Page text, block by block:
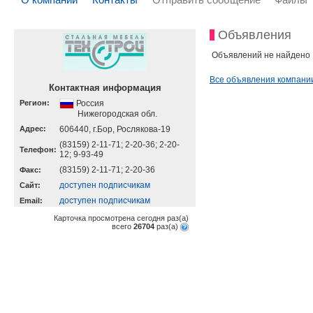
Контактная информация
Регион:
Россия
Нижегородская обл.
Адрес: 606440, г.Бор, Рослякова-19
Телефон: (83159) 2-11-71; 2-20-36; 2-20-
12; 9-93-49
Факс: (83159) 2-11-71; 2-20-36
Cайт: доступен подписчикам
Email: доступен подписчикам
Карточка просмотрена сегодня раз(a)
всего 26704 раз(a)
Объявления
Объявлений не найдено
Все объявления